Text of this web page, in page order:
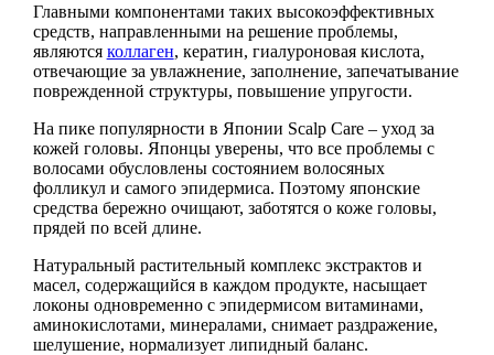
Главными компонентами таких высокоэффективных
средств, направленными на решение проблемы,
являются коллаген, кератин, гиалуроновая кислота,
отвечающие за увлажнение, заполнение, запечатывание
поврежденной структуры, повышение упругости.
На пике популярности в Японии Scalp Care – уход за
кожей головы. Японцы уверены, что все проблемы с
волосами обусловлены состоянием волосяных
фолликул и самого эпидермиса. Поэтому японские
средства бережно очищают, заботятся о коже головы,
прядей по всей длине.
Натуральный растительный комплекс экстрактов и
масел, содержащийся в каждом продукте, насыщает
локоны одновременно с эпидермисом витаминами,
аминокислотами, минералами, снимает раздражение,
шелушение, нормализует липидный баланс.